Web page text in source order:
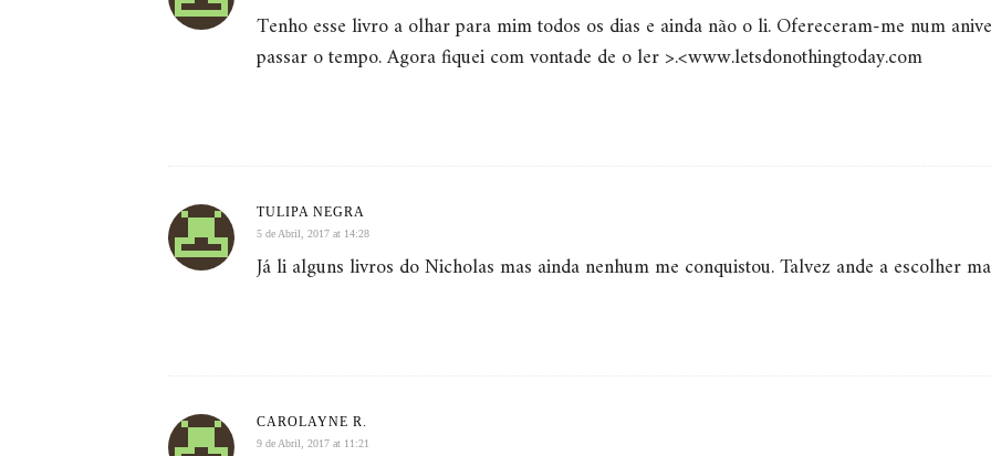
Tenho esse livro a olhar para mim todos os dias e ainda não o li. Ofereceram-me num
passar o tempo. Agora fiquei com vontade de o ler >.<www.letsdonothingtoday.com
TULIPA NEGRA
5 de Abril, 2017 at 14:28
Já li alguns livros do Nicholas mas ainda nenhum me conquistou. Talvez ande a escolher
CAROLAYNE R.
9 de Abril, 2017 at 11:21